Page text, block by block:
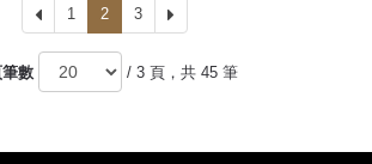
上
一
頁
1 2 3
下
一
數
/ 3 頁，共 45 筆